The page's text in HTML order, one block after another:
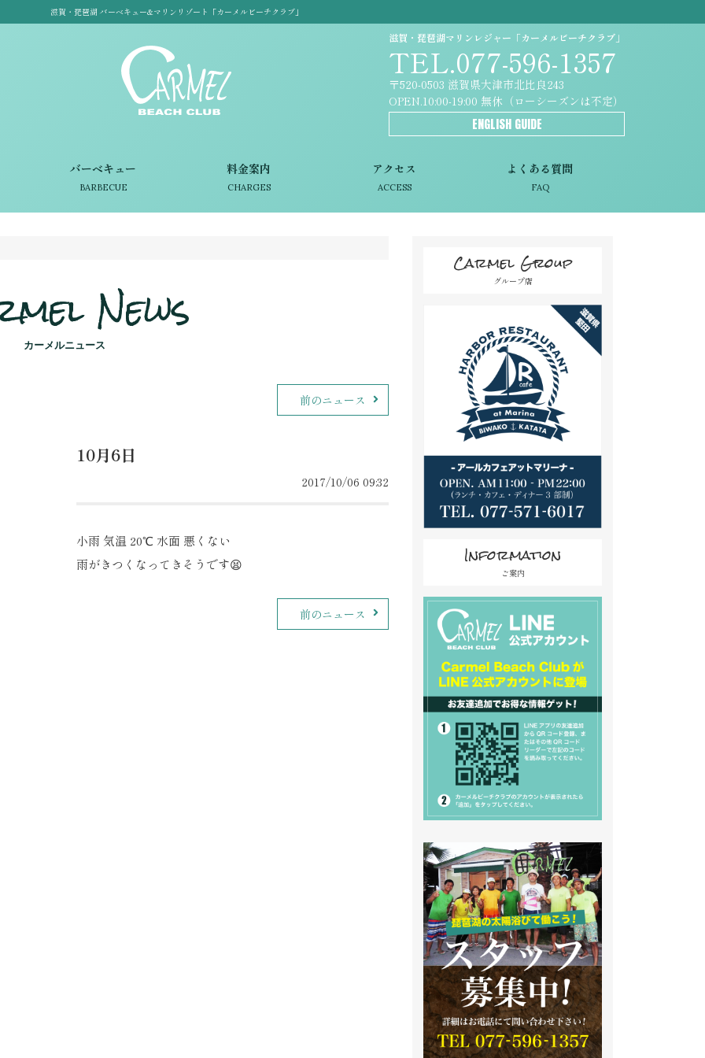
滋賀・琵琶湖 バーベキュー&マリンリゾート「カーメルビーチクラブ」
バーベキュー
BARBECUE
料金案内
CHARGES
アクセス
ACCESS
よくある質問
FAQ
滋賀・琵琶湖マリンレジャー「カーメルビーチクラブ」
TEL.077-596-1357
〒520-0503 滋賀県大津市北比良243
OPEN.10:00-19:00 無休（ローシーズンは不定）
ENGLISH GUIDE
News
カーメルニュース
前のニュース
10月6日
2017/10/06 09:32
小雨 気温 20℃ 水面 悪くない
雨がきつくなってきそうです😫
前のニュース
Carmel Group
グループ店
Information
ご案内